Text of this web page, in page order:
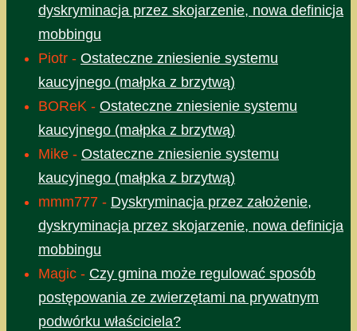
dyskryminacja przez skojarzenie, nowa definicja
mobbingu
Piotr - Ostateczne zniesienie systemu
kaucyjnego (małpka z brzytwą)
BOReK - Ostateczne zniesienie systemu
kaucyjnego (małpka z brzytwą)
Mike - Ostateczne zniesienie systemu
kaucyjnego (małpka z brzytwą)
mmm777 - Dyskryminacja przez założenie,
dyskryminacja przez skojarzenie, nowa definicja
mobbingu
Magic - Czy gmina może regulować sposób
postępowania ze zwierzętami na prywatnym
podwórku właściciela?